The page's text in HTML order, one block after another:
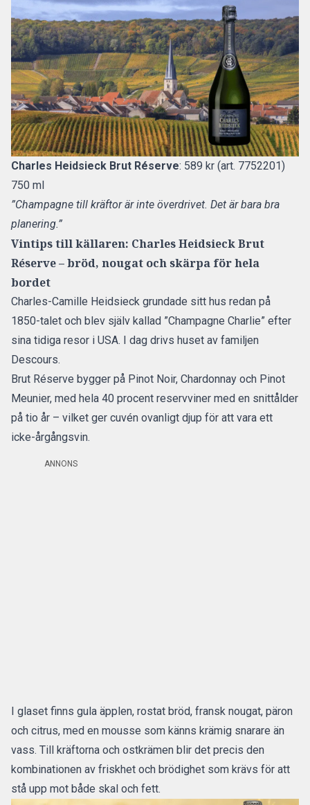
Charles Heidsieck Brut Réserve: 589 kr (art. 7752201)
750 ml
”Champagne till kräftor är inte överdrivet. Det är bara bra
planering.”
Vintips till källaren: Charles Heidsieck Brut
Réserve – bröd, nougat och skärpa för hela
bordet
Charles-Camille Heidsieck grundade sitt hus redan på
1850-talet och blev själv kallad ”Champagne Charlie” efter
sina tidiga resor i USA. I dag drivs huset av familjen
Descours.
Brut Réserve bygger på Pinot Noir, Chardonnay och Pinot
Meunier, med hela 40 procent reservviner med en snittålder
på tio år – vilket ger cuvén ovanligt djup för att vara ett
icke-årgångsvin.
ANNONS
I glaset finns gula äpplen, rostat bröd, fransk nougat, päron
och citrus, med en mousse som känns krämig snarare än
vass. Till kräftorna och ostkrämen blir det precis den
kombinationen av friskhet och brödighet som krävs för att
stå upp mot både skal och fett.